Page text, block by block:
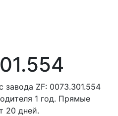
завода ZF: 0073.301.554
1 год. Прямые
20 дней.